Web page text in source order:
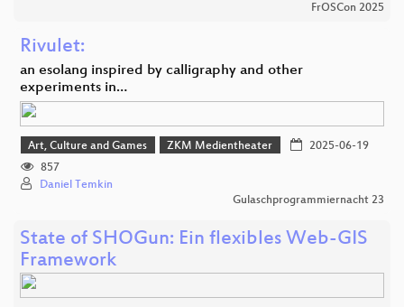
FrOSCon 2025
Rivulet:
an esolang inspired by calligraphy and other
experiments in…
Art, Culture and Games ZKM Medientheater
2025-06-19
857
Daniel Temkin
Gulaschprogrammiernacht 23
State of SHOGun: Ein flexibles Web-GIS
Framework